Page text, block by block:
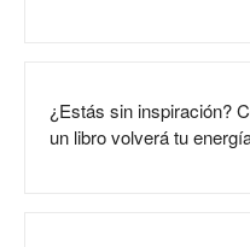
¿Estás sin inspiración?
un libro volverá tu